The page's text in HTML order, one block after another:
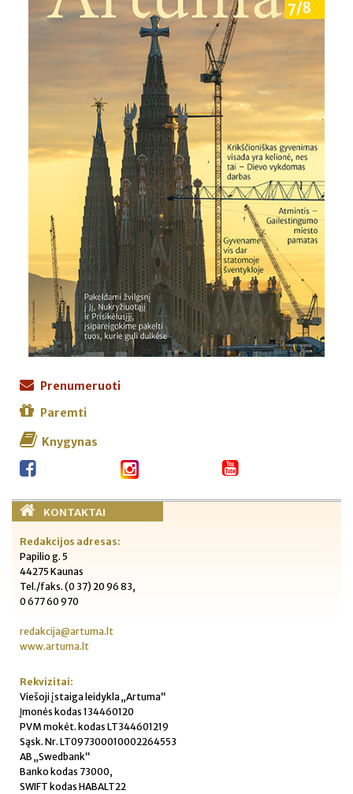
Prenumeruoti
Paremti
Knygynas
KONTAKTAI
Redakcijos adresas:
Papilio g. 5
44275 Kaunas
Tel./faks. (0 37) 20 96 83,
0 677 60 970
redakcija@artuma.lt
www.artuma.lt
Rekvizitai:
Viešoji įstaiga leidykla „Artuma“
Įmonės kodas 134460120
PVM mokėt. kodas LT344601219
Sąsk. Nr. LT097300010002264553
AB „Swedbank“
Banko kodas 73000,
SWIFT kodas HABALT22